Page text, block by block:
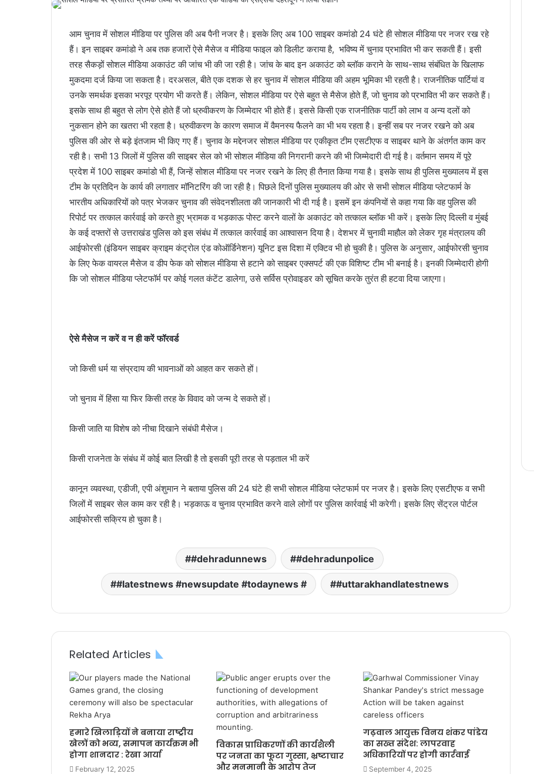
आम चुनाव में सोशल मीडिया पर पुलिस की अब पैनी नजर है। इसके लिए अब 100 साइबर कमांडो 24 घंटे ही सोशल मीडिया पर नजर रख रहे
हैं। इन साइबर कमांडो ने अब तक हजारों ऐसे मैसेज व मीडिया फाइल को डिलीट कराया है, भविष्य में चुनाव प्रभावित भी कर सकती हैं। इसी
तरह सैकड़ों सोशल मीडिया अकाउंट की जांच भी की जा रही है। जांच के बाद इन अकाउंट को ब्लॉक कराने के साथ-साथ संबंधित के खिलाफ
मुकदमा दर्ज किया जा सकता है। दरअसल, बीते एक दशक से हर चुनाव में सोशल मीडिया की अहम भूमिका भी रहती है। राजनीतिक पार्टियां व
उनके समर्थक इसका भरपूर प्रयोग भी करते हैं। लेकिन, सोशल मीडिया पर ऐसे बहुत से मैसेज होते हैं, जो चुनाव को प्रभावित भी कर सकते हैं।
इसके साथ ही बहुत से लोग ऐसे होते हैं जो ध्रुवीकरण के जिम्मेदार भी होते हैं। इससे किसी एक राजनीतिक पार्टी को लाभ व अन्य दलों को
नुकसान होने का खतरा भी रहता है। ध्रुवीकरण के कारण समाज में वैमनस्य फैलने का भी भय रहता है। इन्हीं सब पर नजर रखने को अब
पुलिस की ओर से बड़े इंतजाम भी किए गए हैं। चुनाव के मद्देनजर सोशल मीडिया पर एकीकृत टीम एसटीएफ व साइबर थाने के अंतर्गत काम कर
रही है। सभी 13 जिलों में पुलिस की साइबर सेल को भी सोशल मीडिया की निगरानी करने की भी जिम्मेदारी दी गई है। वर्तमान समय में पूरे
प्रदेश में 100 साइबर कमांडो भी हैं, जिन्हें सोशल मीडिया पर नजर रखने के लिए ही तैनात किया गया है। इसके साथ ही पुलिस मुख्यालय में इस
टीम के प्रतिदिन के कार्य की लगातार मॉनिटरिंग की जा रही है। पिछले दिनों पुलिस मुख्यालय की ओर से सभी सोशल मीडिया प्लेटफार्म के
भारतीय अधिकारियों को पत्र भेजकर चुनाव की संवेदनशीलता की जानकारी भी दी गई है। इसमें इन कंपनियों से कहा गया कि वह पुलिस की
रिपोर्ट पर तत्काल कार्रवाई को करते हुए भ्रामक व भड़काऊ पोस्ट करने वालों के अकाउंट को तत्काल ब्लॉक भी करें। इसके लिए दिल्ली व मुंबई
के कई दफ्तरों से उत्तराखंड पुलिस को इस संबंध में तत्काल कार्रवाई का आश्वासन दिया है। देशभर में चुनावी माहौल को लेकर गृह मंत्रालय की
आईफोरसी (इंडियन साइबर क्राइम कंट्रोल एंड कोऑर्डिनेशन) यूनिट इस दिशा में एक्टिव भी हो चुकी है। पुलिस के अनुसार, आईफोरसी चुनाव
के लिए फेक वायरल मैसेज व डीप फेक को सोशल मीडिया से हटाने को साइबर एक्सपर्ट की एक विशिष्ट टीम भी बनाई है। इनकी जिम्मेदारी होगी
कि जो सोशल मीडिया प्लेटफॉर्म पर कोई गलत कंटेंट डालेगा, उसे सर्विस प्रोवाइडर को सूचित करके तुरंत ही हटवा दिया जाएगा।
ऐसे मैसेज न करें व न ही करें फॉरवर्ड
जो किसी धर्म या संप्रदाय की भावनाओं को आहत कर सकते हों।
जो चुनाव में हिंसा या फिर किसी तरह के विवाद को जन्म दे सकते हों।
किसी जाति या विशेष को नीचा दिखाने संबंधी मैसेज।
किसी राजनेता के संबंध में कोई बात लिखी है तो इसकी पूरी तरह से पड़ताल भी करें
कानून व्यवस्था, एडीजी, एपी अंशुमान ने बताया पुलिस की 24 घंटे ही सभी सोशल मीडिया प्लेटफार्म पर नजर है। इसके लिए एसटीएफ व सभी
जिलों में साइबर सेल काम कर रही है। भड़काऊ व चुनाव प्रभावित करने वाले लोगों पर पुलिस कार्रवाई भी करेगी। इसके लिए सेंट्रल पोर्टल
आईफोरसी सक्रिय हो चुका है।
#dehradunnews #dehradunpolice
#latestnews #newsupdate #todaynews # #uttarakhandlatestnews
Related Articles
हमारे खिलाड़ियों ने बनाया राष्ट्रीय
खेलों को भव्य, समापन कार्यक्रम भी
होगा शानदार : रेखा आर्या
February 12, 2025
विकास प्राधिकरणों की कार्यशैली
पर जनता का फूटा गुस्सा, भ्रष्टाचार
और मनमानी के आरोप तेज
गढ़वाल आयुक्त विनय शंकर पांडेय
का सख्त संदेश: लापरवाह
अधिकारियों पर होगी कार्रवाई
September 4, 2025